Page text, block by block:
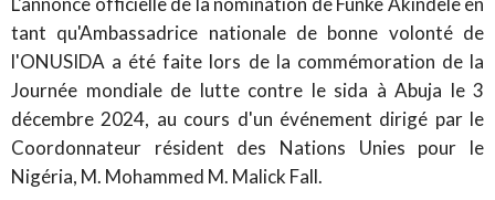
tant qu'Ambassadrice nationale de bonne volonté de
l'ONUSIDA a été faite lors de la commémoration de la
Journée mondiale de lutte contre le sida à Abuja le 3
décembre 2024, au cours d'un événement dirigé par le
Coordonnateur résident des Nations Unies pour le
Nigéria, M. Mohammed M. Malick Fall.